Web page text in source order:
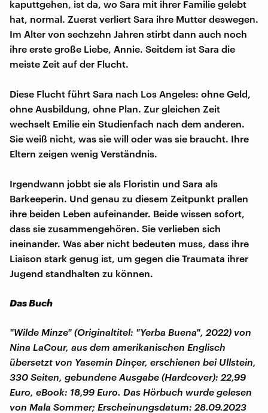
kaputtgehen, ist da, wo Sara mit ihrer Familie gelebt
hat, normal. Zuerst verliert Sara ihre Mutter deswegen.
Im Alter von sechzehn Jahren stirbt dann auch noch
ihre erste große Liebe, Annie. Seitdem ist Sara die
meiste Zeit auf der Flucht.
Diese Flucht führt Sara nach Los Angeles: ohne Geld,
ohne Ausbildung, ohne Plan. Zur gleichen Zeit
wechselt Emilie ein Studienfach nach dem anderen.
Sie weiß nicht, was sie will oder was sie braucht. Ihre
Eltern zeigen wenig Verständnis.
Irgendwann jobbt sie als Floristin und Sara als
Barkeeperin. Und genau zu diesem Zeitpunkt prallen
ihre beiden Leben aufeinander. Beide wissen sofort,
dass sie zusammengehören. Sie verlieben sich
ineinander. Was aber nicht bedeuten muss, dass ihre
Liaison stark genug ist, um gegen die Traumata ihrer
Jugend standhalten zu können.
Das Buch
"Wilde Minze" (Originaltitel: "Yerba Buena", 2022) von
Nina LaCour, aus dem amerikanischen Englisch
übersetzt von Yasemin Dinçer, erschienen bei Ullstein,
330 Seiten, gebundene Ausgabe (Hardcover): 22,99
Euro, eBook: 18,99 Euro. Das Hörbuch wurde gelesen
von Mala Sommer; Erscheinungsdatum: 28.09.2023